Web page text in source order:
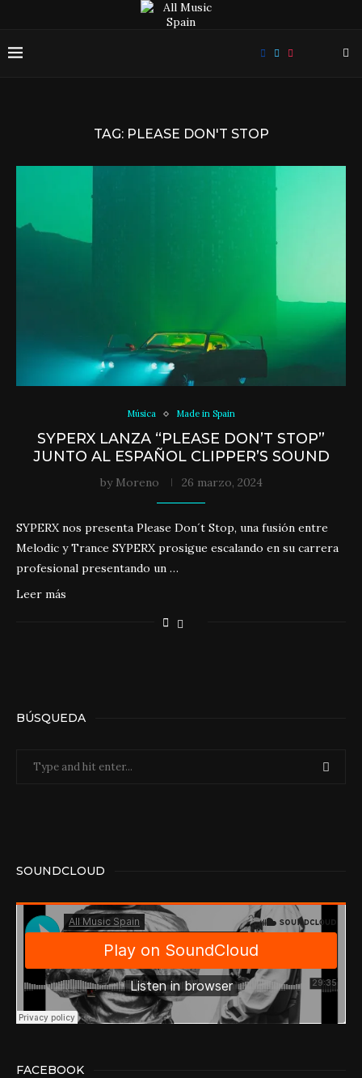
TAG: PLEASE DON'T STOP
Música Made in Spain
SYPERX LANZA “PLEASE DON’T STOP”
JUNTO AL ESPAÑOL CLIPPER’S SOUND
by Moreno 26 marzo, 2024
SYPERX nos presenta Please Don´t Stop, una fusión entre
Melodic y Trance SYPERX prosigue escalando en su carrera
profesional presentando un …
Leer más
BÚSQUEDA
SOUNDCLOUD
FACEBOOK